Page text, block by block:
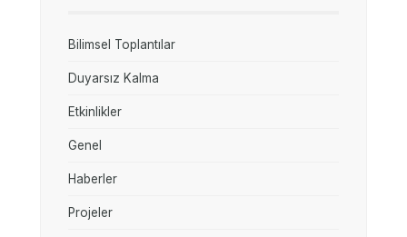
Bilimsel Toplantılar
Duyarsız Kalma
Etkinlikler
Genel
Haberler
Projeler